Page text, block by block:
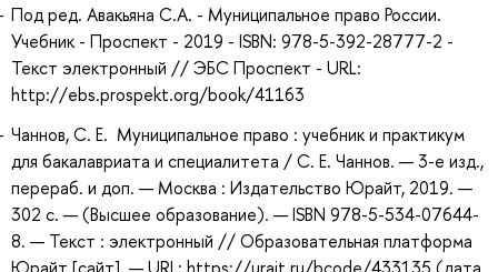
Под ред. Авакьяна С.А. - Муниципальное право России.
Учебник - Проспект - 2019 - ISBN: 978-5-392-28777-2 -
Текст электронный // ЭБС Проспект - URL:
http://ebs.prospekt.org/book/41163
Чаннов, С. Е. Муниципальное право : учебник и практикум
для бакалавриата и специалитета / С. Е. Чаннов. — 3-е изд.,
перераб. и доп. — Москва : Издательство Юрайт, 2019. —
302 с. — (Высшее образование). — ISBN 978-5-534-07644-
8. — Текст : электронный // Образовательная платформа